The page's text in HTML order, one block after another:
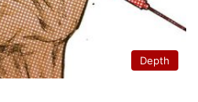
Depth